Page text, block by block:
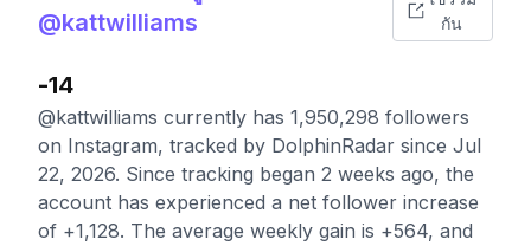
@kattwilliams
กัน
-14
@kattwilliams currently has 1,950,298 followers
on Instagram, tracked by DolphinRadar since Jul
22, 2026. Since tracking began 2 weeks ago, the
account has experienced a net follower increase
of +1,128. The average weekly gain is +564, and